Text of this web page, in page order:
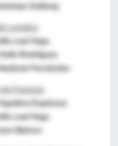
Golberg
Logístico
Leal Vega
Rodríguez
Fernández
de Finanzas
Espinoza
Leal Vega
Blanco